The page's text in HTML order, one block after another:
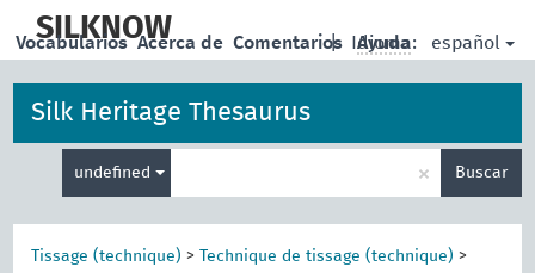
main
SILKNOW | Idioma: español
Vocabularios Acerca de Comentarios Ayuda
Silk Heritage Thesaurus
undefined × Buscar
Tissage (technique) > Technique de tissage (technique) >